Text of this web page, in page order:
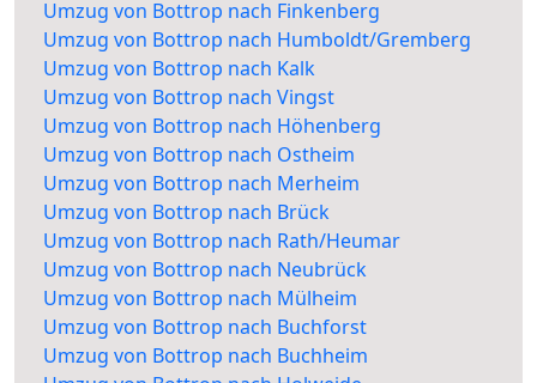
Umzug von Bottrop nach Finkenberg
Umzug von Bottrop nach Humboldt/Gremberg
Umzug von Bottrop nach Kalk
Umzug von Bottrop nach Vingst
Umzug von Bottrop nach Höhenberg
Umzug von Bottrop nach Ostheim
Umzug von Bottrop nach Merheim
Umzug von Bottrop nach Brück
Umzug von Bottrop nach Rath/Heumar
Umzug von Bottrop nach Neubrück
Umzug von Bottrop nach Mülheim
Umzug von Bottrop nach Buchforst
Umzug von Bottrop nach Buchheim